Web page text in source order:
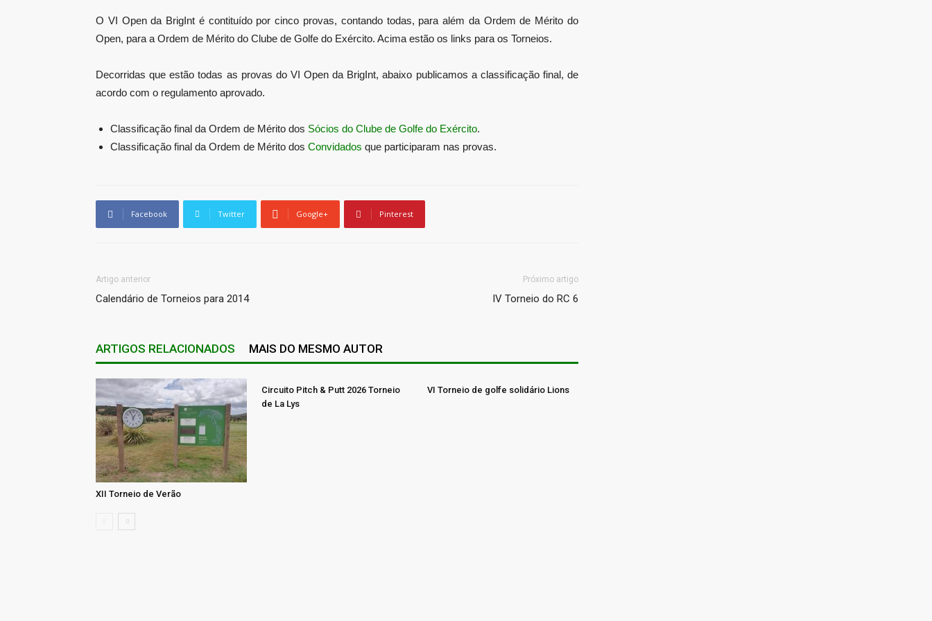
O VI Open da BrigInt é contituído por cinco provas, contando todas, para além da Ordem de Mérito do
Open, para a Ordem de Mérito do Clube de Golfe do Exército. Acima estão os links para os Torneios.
Decorridas que estão todas as provas do VI Open da BrigInt, abaixo publicamos a classificação final, de
acordo com o regulamento aprovado.
Classificação final da Ordem de Mérito dos Sócios do Clube de Golfe do Exército.
Classificação final da Ordem de Mérito dos Convidados que participaram nas provas.
Facebook Twitter Google+ Pinterest
Artigo anterior
Calendário de Torneios para 2014
Próximo artigo
IV Torneio do RC 6
ARTIGOS RELACIONADOS MAIS DO MESMO AUTOR
XII Torneio de Verão
Circuito Pitch & Putt 2026 Torneio
de La Lys
VI Torneio de golfe solidário Lions